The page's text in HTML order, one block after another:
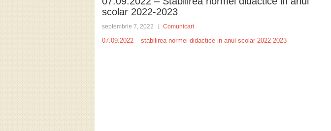
scolar 2022-2023
septembrie 7, 2022 Comunicari
07.09.2022 – stabilirea normei didactice in anul scolar 2022-2023